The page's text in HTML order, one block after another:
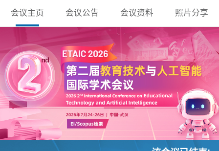
会议主页 会议公告 会议资料 照片分享